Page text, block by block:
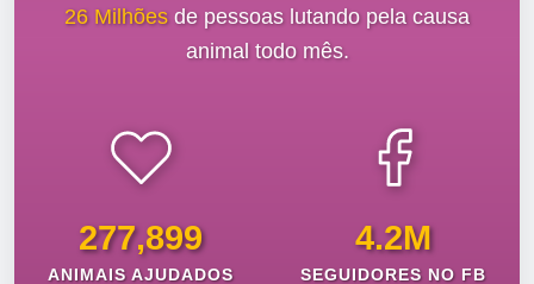
26 Milhõesde pessoas lutando pela causa
animal todo mês.
277,899
ANIMAIS AJUDADOS
4.2M
SEGUIDORES NO FB